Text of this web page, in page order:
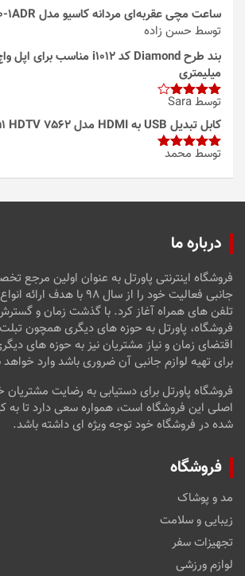
ساعت مچی عقربه‌ای مردانه کاسیو مدل GBA-800-1ADR
توسط حسن زاده
میلیمتری
امتیاز4
از 5
توسط Sara
کابل تبدیل USB به HDMI مدل 3in1 HDTV 7562
امتیاز5از
توسط محمد
درباره ما
فروشگاه اینترنتی پاورتل به عنوان اولین مرجع
جانبی فعالیت خود را از سال ۹۸
تلفن های همراه آغاز کرد. با گذشت زمان و
فروشگاه، پاورتل به حوزه های دیگری همچون
اقتضای زمان و نیاز مشتریان نیز به حوزه های
برای تهیه لوازم جانبی آن ضروری باشد وارد
فروشگاه پاورتل برای دستیابی به رضایت
اصلی این فروشگاه است، همواره سعی دارد تا به
شده در فروشگاه خود توجه ویژه ای داشته باشد.
فروشگاه
مد و پوشاک
زیبایی و سلامت
تجهیزات سفر
لوازم ورزشی